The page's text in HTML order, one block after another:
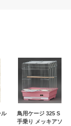
ル
鳥用ケージ 325 S
手乗り メッキアソ